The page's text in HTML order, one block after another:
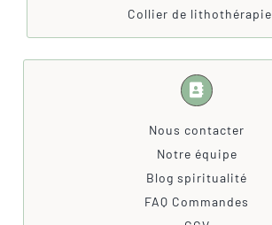
Collier de lithothérapie
Nous contacter
Notre équipe
Blog spiritualité
FAQ Commandes